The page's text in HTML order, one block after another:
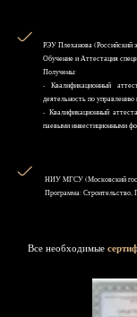
РЭУ Плеханова (Российский
Обучение и Аттестация
Получены:
- Квалификационный
деятельность по
- Квалификационный
паевыми инвестиционными
НИУ MГСУ (Московский
Программа: Строительство,
Все необходимые